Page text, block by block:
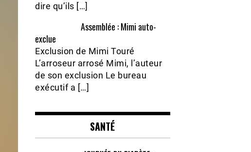
dire qu’ils […]
Assemblée : Mimi auto-
exclue
Exclusion de Mimi Touré
L’arroseur arrosé Mimi, l’auteur
de son exclusion Le bureau
exécutif a […]
SANTÉ